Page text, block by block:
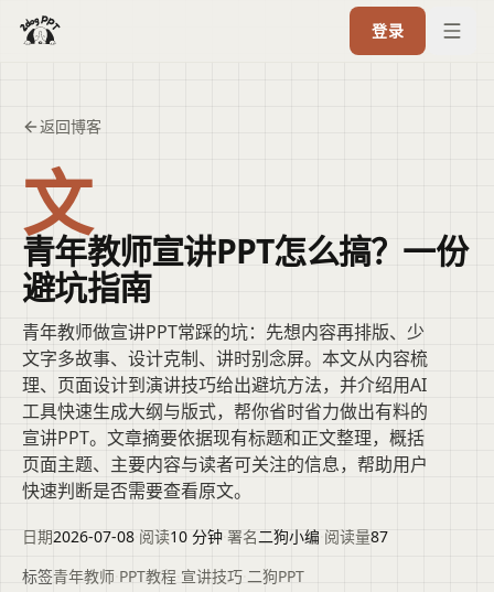
登录
返回博客
文
青年教师宣讲PPT怎么搞？一份
避坑指南
青年教师做宣讲PPT常踩的坑：先想内容再排版、少
文字多故事、设计克制、讲时别念屏。本文从内容梳
理、页面设计到演讲技巧给出避坑方法，并介绍用AI
工具快速生成大纲与版式，帮你省时省力做出有料的
宣讲PPT。文章摘要依据现有标题和正文整理，概括
页面主题、主要内容与读者可关注的信息，帮助用户
快速判断是否需要查看原文。
日期2026-07-08 阅读10 分钟 署名二狗小编 阅读量87
标签青年教师 PPT教程 宣讲技巧 二狗PPT